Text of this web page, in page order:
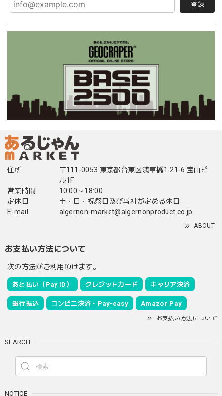
登録
住所
〒111-0053 東京都台東区浅草橋1-21-6 宝山ビ
ル1F
営業時間
10:00～18:00
定休日
土・日・祝祭日及び当社が定める休日
E-mail
algernon-market@algernonproduct.co.jp
ABOUT
お支払い方法について
次の方法がご利用頂けます。
あと払い（Pay ID） クレジットカード キャリア決済
銀行振込 コンビニ決済・Pay-easy Amazon Pay
お支払い方法について
SEARCH
NOTICE